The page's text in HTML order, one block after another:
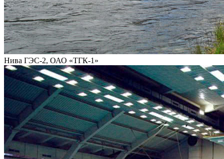
Нива ГЭС-2, ОАО «ТГК-1»